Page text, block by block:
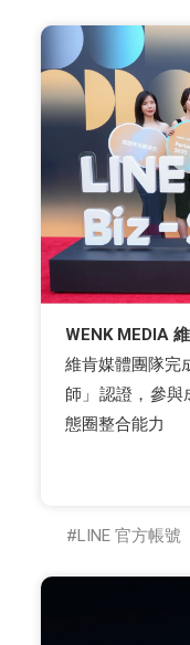
WENK MEDIA
維肯媒體團隊完
師」認證，參與
態圈整合能力
LINE 官方帳號